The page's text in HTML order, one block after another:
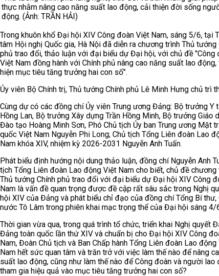
thực nhằm nâng cao năng suất lao động, cải thiện đời sống
động. (Ảnh: TRẦN HẢI)
Trong khuôn khổ Đại hội XIV Công đoàn Việt Nam, sáng 5/6, tại
tâm Hội nghị Quốc gia, Hà Nội đã diễn ra chương trình Thủ tướng
phủ trao đổi, thảo luận với đại biểu dự Đại hội, với chủ đề "Công
Việt Nam đồng hành với Chính phủ nâng cao năng suất lao
hiện mục tiêu tăng trưởng hai con số".
Ủy viên Bộ Chính trị, Thủ tướng Chính phủ Lê Minh Hưng chủ trì
Cùng dự có các đồng chí Ủy viên Trung ương Đảng: Bộ trưởng Y
Hồng Lan, Bộ trưởng Xây dựng Trần Hồng Minh, Bộ trưởng Giáo
Đào tạo Hoàng Minh Sơn, Phó Chủ tịch Ủy ban Trung ương Mặt
quốc Việt Nam Nguyễn Phi Long; Chủ tịch Tổng Liên đoàn Lao
Nam khóa XIV, nhiệm kỳ 2026-2031 Nguyễn Anh Tuấn.
Phát biểu định hướng nội dung thảo luận, đồng chí Nguyễn Anh
tịch Tổng Liên đoàn Lao động Việt Nam cho biết, chủ đề chương
Thủ tướng Chính phủ trao đổi với đại biểu dự Đại hội XIV Công
Nam là vấn đề quan trọng được đề cập rất sâu sắc trong Nghị
hội XIV của Đảng và phát biểu chỉ đạo của đồng chí Tổng Bí thư,
nước Tô Lâm trong phiên khai mạc trọng thể của Đại hội sáng
Thời gian vừa qua, trong quá trình tổ chức, triển khai Nghị quyết
Đảng toàn quốc lần thứ XIV và chuẩn bị cho Đại hội XIV Công
Nam, Đoàn Chủ tịch và Ban Chấp hành Tổng Liên đoàn Lao động
Nam hết sức quan tâm và trăn trở với việc làm thế nào để nâng
suất lao động, cũng như làm thế nào để Công đoàn và người lao
tham gia hiệu quả vào mục tiêu tăng trưởng hai con số?